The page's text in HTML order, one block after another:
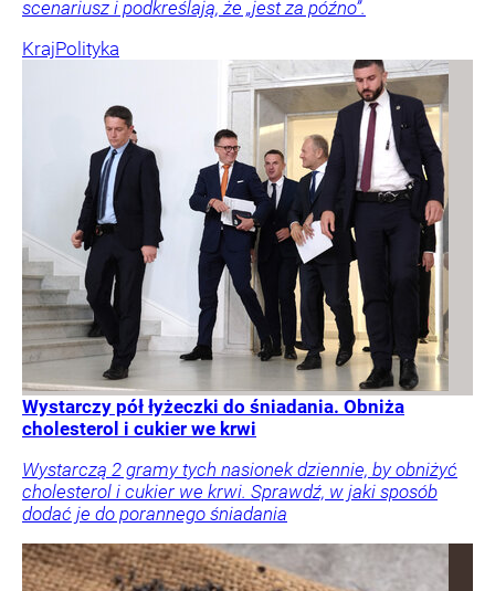
scenariusz i podkreślają, że „jest za późno”.
KrajPolityka
Wystarczy pół łyżeczki do śniadania. Obniża
cholesterol i cukier we krwi
Wystarczą 2 gramy tych nasionek dziennie, by obniżyć
cholesterol i cukier we krwi. Sprawdź, w jaki sposób
dodać je do porannego śniadania